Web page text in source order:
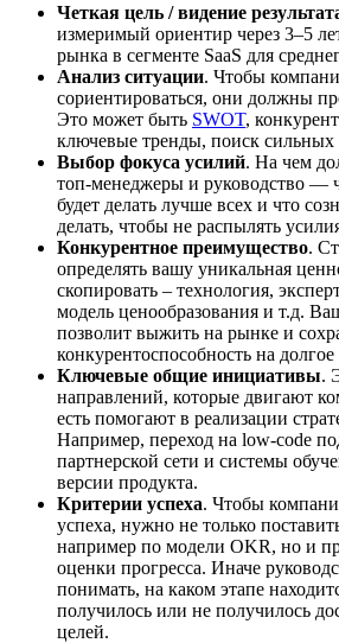
Четкая цель / видение
измеримый ориентир через 3–5
рынка в сегменте SaaS для
Анализ ситуации. Чтобы
сориентироваться, они должны
Это может быть SWOT,
ключевые тренды, поиск сильных
Выбор фокуса усилий. На чем
топ-менеджеры и руководство —
будет делать лучше всех и что
делать, чтобы не распылять
Конкурентное преимущество.
определять вашу уникальная
скопировать – технология,
модель ценообразования и т.д.
позволит выжить на рынке и
конкурентоспособность на долгое
Ключевые общие инициативы.
направлений, которые двигают
есть помогают в реализации
Например, переход на low-code
партнерской сети и системы
версии продукта.
Критерии успеха. Чтобы
успеха, нужно не только
например по модели OKR, но и
оценки прогресса. Иначе
понимать, на каком этапе
получилось или не получилось
целей.